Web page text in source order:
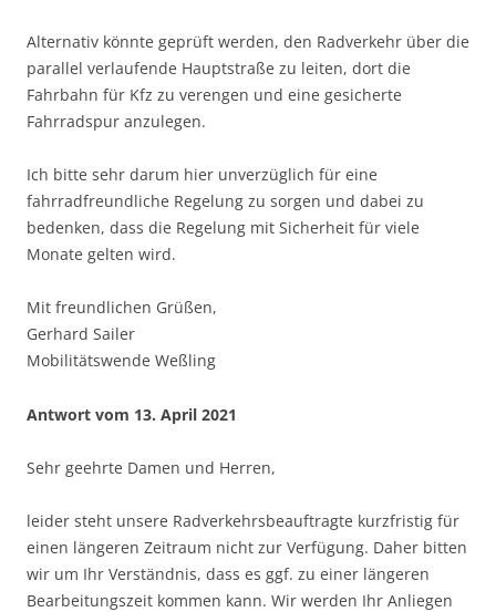
Alternativ könnte geprüft werden, den Radverkehr über die
parallel verlaufende Hauptstraße zu leiten, dort die
Fahrbahn für Kfz zu verengen und eine gesicherte
Fahrradspur anzulegen.
Ich bitte sehr darum hier unverzüglich für eine
fahrradfreundliche Regelung zu sorgen und dabei zu
bedenken, dass die Regelung mit Sicherheit für viele
Monate gelten wird.
Mit freundlichen Grüßen,
Gerhard Sailer
Mobilitätswende Weßling
Antwort vom 13. April 2021
Sehr geehrte Damen und Herren,
leider steht unsere Radverkehrsbeauftragte kurzfristig für
einen längeren Zeitraum nicht zur Verfügung. Daher bitten
wir um Ihr Verständnis, dass es ggf. zu einer längeren
Bearbeitungszeit kommen kann. Wir werden Ihr Anliegen